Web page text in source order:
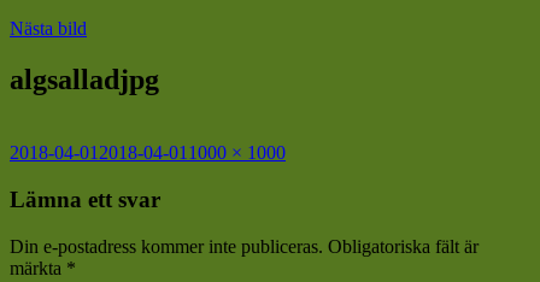
Nästa bild
algsalladjpg
Postat
2018-04-01 2018-04-01 Full
1000 × 1000
Lämna ett svar
Din e-postadress kommer inte publiceras. Obligatoriska fält är
märkta *